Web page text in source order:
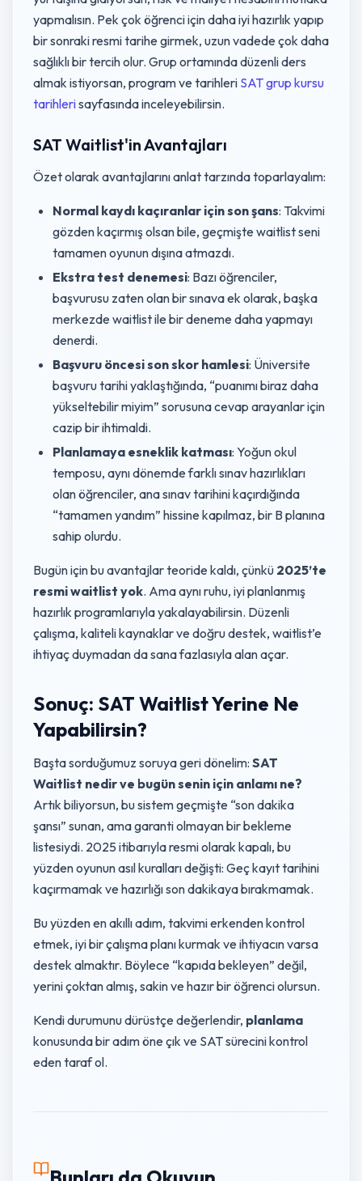
yapmalısın. Pek çok öğrenci için daha iyi hazırlık yapıp
bir sonraki resmi tarihe girmek, uzun vadede çok daha
sağlıklı bir tercih olur. Grup ortamında düzenli ders
almak istiyorsan, program ve tarihleri SAT grup kursu
tarihlerisayfasında inceleyebilirsin.
SAT Waitlist'in Avantajları
Özet olarak avantajlarını anlat tarzında toparlayalım:
Normal kaydı kaçıranlar için son şans: Takvimi
gözden kaçırmış olsan bile, geçmişte waitlist seni
tamamen oyunun dışına atmazdı.
Ekstra test denemesi: Bazı öğrenciler,
başvurusu zaten olan bir sınava ek olarak, başka
merkezde waitlist ile bir deneme daha yapmayı
denerdi.
Başvuru öncesi son skor hamlesi: Üniversite
başvuru tarihi yaklaştığında, “puanımı biraz daha
yükseltebilir miyim” sorusuna cevap arayanlar için
cazip bir ihtimaldi.
Planlamaya esneklik katması: Yoğun okul
temposu, aynı dönemde farklı sınav hazırlıkları
olan öğrenciler, ana sınav tarihini kaçırdığında
“tamamen yandım” hissine kapılmaz, bir B planına
sahip olurdu.
Bugün için bu avantajlar teoride kaldı, çünkü 2025’te
resmi waitlist yok. Ama aynı ruhu, iyi planlanmış
hazırlık programlarıyla yakalayabilirsin. Düzenli
çalışma, kaliteli kaynaklar ve doğru destek, waitlist’e
ihtiyaç duymadan da sana fazlasıyla alan açar.
Sonuç: SAT Waitlist Yerine Ne
Yapabilirsin?
Başta sorduğumuz soruya geri dönelim: SAT
Waitlist nedir ve bugün senin için anlamı ne?
Artık biliyorsun, bu sistem geçmişte “son dakika
şansı” sunan, ama garanti olmayan bir bekleme
listesiydi. 2025 itibarıyla resmi olarak kapalı, bu
yüzden oyunun asıl kuralları değişti: Geç kayıt tarihini
kaçırmamak ve hazırlığı son dakikaya bırakmamak.
Bu yüzden en akıllı adım, takvimi erkenden kontrol
etmek, iyi bir çalışma planı kurmak ve ihtiyacın varsa
destek almaktır. Böylece “kapıda bekleyen” değil,
yerini çoktan almış, sakin ve hazır bir öğrenci olursun.
Kendi durumunu dürüstçe değerlendir, planlama
konusunda bir adım öne çık ve SAT sürecini kontrol
eden taraf ol.